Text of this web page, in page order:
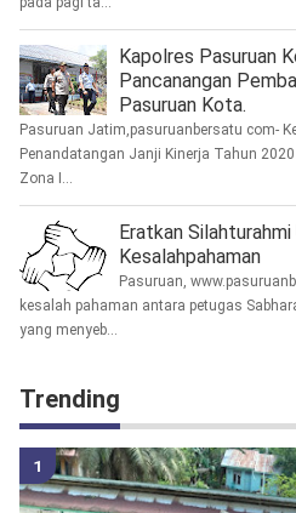
Kapolres Pasuruan
Pancanangan
Pasuruan Kota.
Pasuruan Jatim,pasuruanbersatu com-
Penandatangan Janji Kinerja Tahun
Zona I...
Eratkan
Kesalahpahaman
Pasuruan,
kesalah pahaman antara petugas
yang menyeb...
Trending